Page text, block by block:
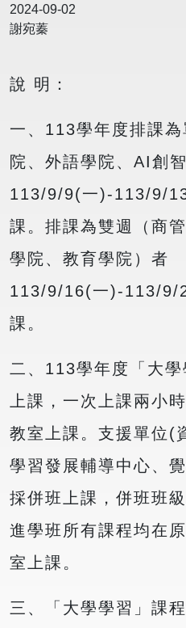
2024-09-02
謝宛蓁
說 明：
一、113學年度排課
院、外語學院、AI創
113/9/9(一)-113/9/
課。排課為雙週（商
學院、教育學院）者
113/9/16(一)-113/9/
課。
二、113學年度「大
上課，一次上課兩小
教室上課。支援單位(
學習發展輔導中心、
採併班上課，併班班
進學班所有課程均在
室上課。
三、「大學學習」課